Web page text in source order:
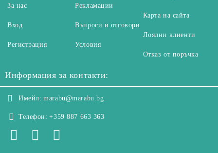
За нас
Вход
Регистрация
Рекламации
Въпроси и отговори
Условия
Карта на сайта
Лоялни клиенти
Отказ от поръчка
Информация за контакти:
Имейл: marabu@marabu.bg
Телефон: +359 887 663 363